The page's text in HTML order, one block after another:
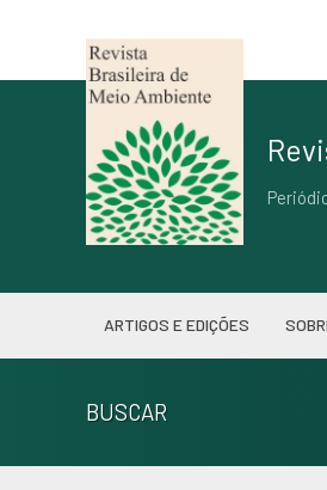
ARTIGOS E EDIÇÕES
BUSCAR